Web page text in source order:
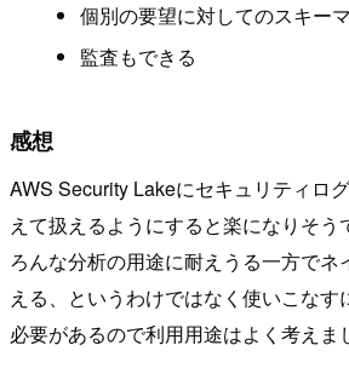
個別の要望に対してのスキー
監査もできる
感想
AWS Security Lakeにセキュリティロ
えて扱えるようにすると楽になりそ
ろんな分析の用途に耐えうる一方でネ
える、というわけではなく使いこなす
必要があるので利用用途はよく考えま